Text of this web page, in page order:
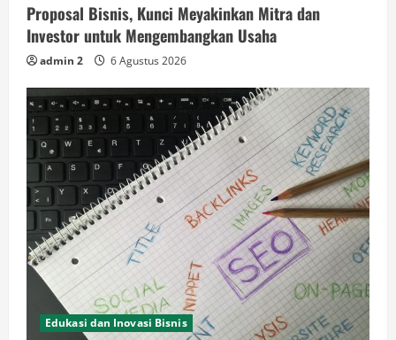
Proposal Bisnis, Kunci Meyakinkan Mitra dan
Investor untuk Mengembangkan Usaha
admin 2 6 Agustus 2026
Edukasi dan Inovasi Bisnis